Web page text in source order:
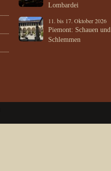
Lombardei
11. bis 17. Oktober 2026
Piemont: Schauen und
Schlemmen